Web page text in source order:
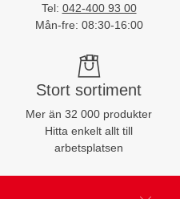
Tel: 042-400 93 00
Mån-fre: 08:30-16:00
Stort sortiment
Mer än 32 000 produkter
Hitta enkelt allt till
arbetsplatsen